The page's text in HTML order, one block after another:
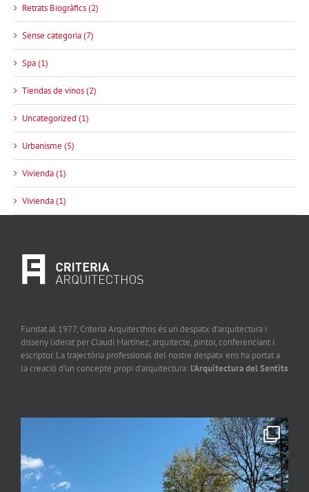
Retrats Biogràfics (2)
Sense categoria (7)
Spa (1)
Tiendas de vinos (2)
Uncategorized (1)
Urbanisme (5)
Vivienda (1)
Vivienda (1)
Fundat al 1977, Criteria Arquitecthos és un despatx d’arquitectura i
disseny liderat per Claudi Martínez, arquitecte, pintor, conferenciant i
escriptor. La trajectòria professional del nostre despatx ens ha portat a
la creació d’un concepte propi d’arquitectura: l’Arquitectura del Sentits